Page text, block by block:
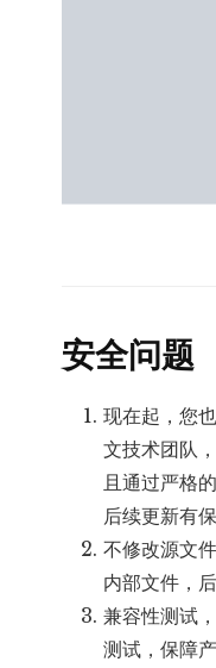
安全问题
现在起，您
文技术团队
且通过严格
后续更新有保
不修改源文
内部文件，
兼容性测试
测试，保障